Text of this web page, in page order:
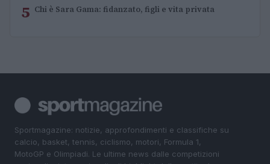
5 Chi è Sara Gama: fidanzato, figli e vita privata
Sportmagazine: notizie, approfondimenti e classifiche su
calcio, basket, tennis, ciclismo, motori, Formula 1,
MotoGP e Olimpiadi. Le ultime news dalle competizioni